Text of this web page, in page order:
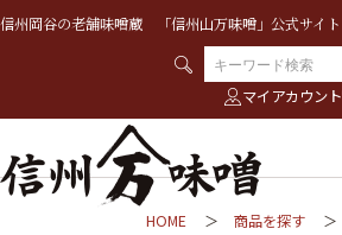
信州岡谷の老舗味噌蔵 「信州山万味噌」公式サイト
マイアカウント
HOME 商品を探す